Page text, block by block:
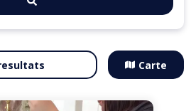
Carte